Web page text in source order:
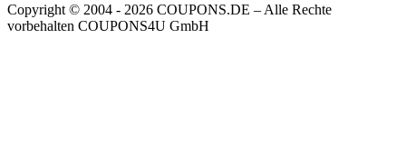
Copyright © 2004 ‐ 2026 COUPONS.DE – Alle Rechte
vorbehalten COUPONS4U GmbH